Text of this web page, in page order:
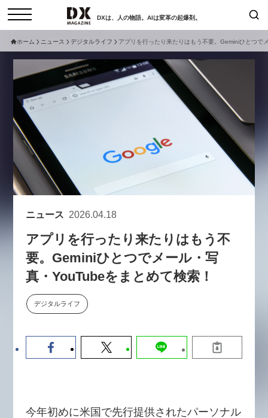
DXは、人の物語。AIは変革の起爆剤。
インタビュー
ニュース
サービスメニュー 日本オムニチャネル協会
トップページ
特集
サイトマップ
お問い合わせ
個人情報保護法について
採用情報
検索
現在開催予定のセミナー
セミナー
【8/12開催】「イノベーションを
数値化する」～投資される事業の
学ぶ資金調達・巻き込みのリアル
2026-06-10
セミナー
【9/30開催】AIで何でもできる時
ホーム ニュース デジタルライフ アプリを行ったり来たりはもう不要。Geminiひとつで
ニュース 2026.04.18
アプリを行ったり来たりはもう不
要。Geminiひとつでメール・写
真・YouTubeをまとめて検索！
デジタルライフ
今年初めに米国で先行提供されたパーソナル